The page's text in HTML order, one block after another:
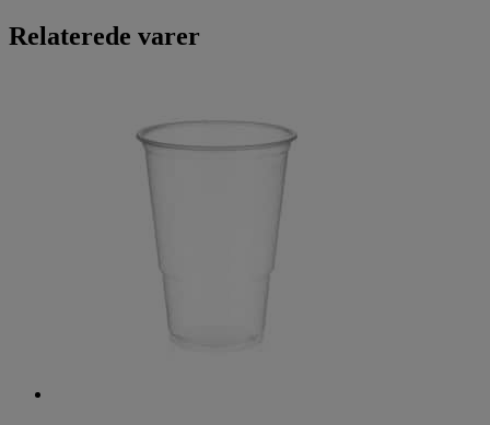
pilsner
30L
Relaterede varer